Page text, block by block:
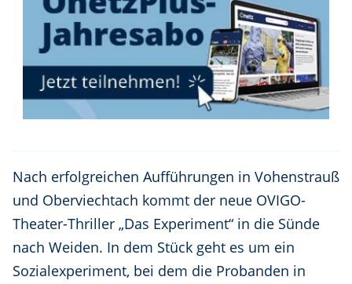
Nach erfolgreichen Aufführungen in Vohenstrauß
und Oberviechtach kommt der neue OVIGO-
Theater-Thriller „Das Experiment“ in die Sünde
nach Weiden. In dem Stück geht es um ein
Sozialexperiment, bei dem die Probanden in